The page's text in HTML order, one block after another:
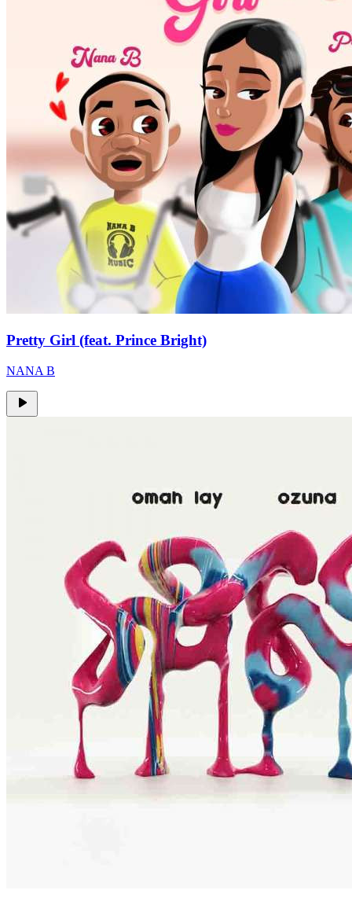
Pretty Girl (feat. Prince Bright)
NANA B